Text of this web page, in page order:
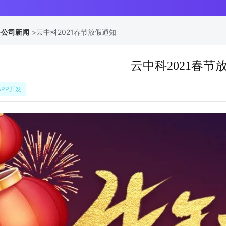
公司新闻 >云中科2021春节放假通知
云中科2021春节
开发